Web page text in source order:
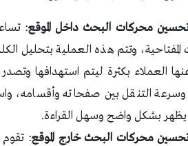
محركات البحث داخل الموقع:
المفتاحية، وتتم هذه العملية بتحليل
العملاء بكثرة ليتم استهدافها
التنقل بين صفحاته وأقسامه،
يظهر بشكل واضح وسهل القراءة.
محركات البحث خارج الموقع: تقوم